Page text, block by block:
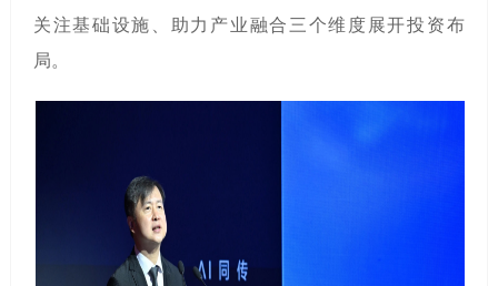
关注基础设施、助力产业融合三个维度展开投资布
局。